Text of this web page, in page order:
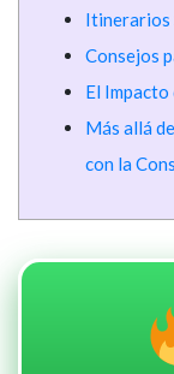
Itinerarios
Consejos
El
Más allá
con la